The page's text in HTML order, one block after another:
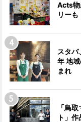
Acts
リーも
スタ
年 地
まれ
「鳥
ト」